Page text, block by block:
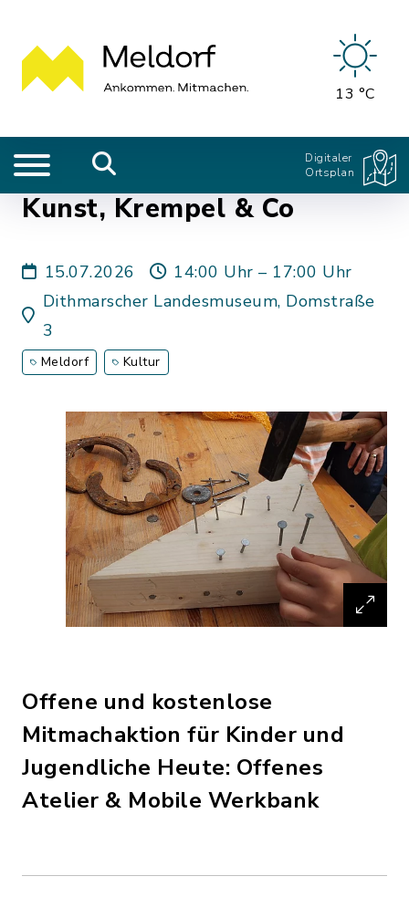
13 °C
Digitaler
Ortsplan
Kunst, Krempel & Co
15.07.2026
14:00 Uhr – 17:00 Uhr
Dithmarscher Landesmuseum, Domstraße
3
Meldorf Kultur
Offene und kostenlose
Mitmachaktion für Kinder und
Jugendliche Heute: Offenes
Atelier & Mobile Werkbank